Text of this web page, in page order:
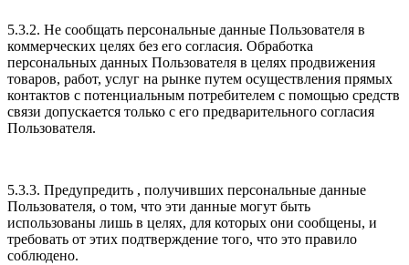
5.3.2. Не сообщать персональные данные Пользователя в
коммерческих целях без его согласия. Обработка
персональных данных Пользователя в целях продвижения
товаров, работ, услуг на рынке путем осуществления прямых
контактов с потенциальным потребителем с помощью средств
связи допускается только с его предварительного согласия
Пользователя.
5.3.3. Предупредить , получивших персональные данные
Пользователя, о том, что эти данные могут быть
использованы лишь в целях, для которых они сообщены, и
требовать от этих подтверждение того, что это правило
соблюдено.